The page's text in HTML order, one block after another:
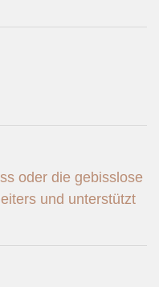
oder die gebisslose
und unterstützt